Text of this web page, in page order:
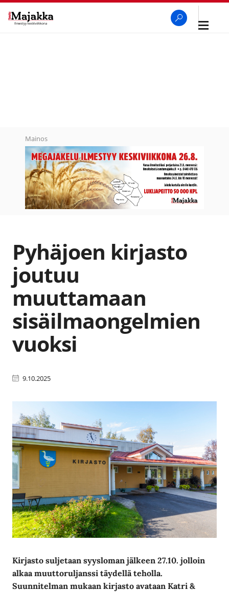
Avaa
Mainos
Pyhäjoen kirjasto
joutuu
muuttamaan
sisäilmaongelmien
vuoksi
9.10.2025
Kirjasto suljetaan syysloman jälkeen 27.10. jolloin
alkaa muuttoruljanssi täydellä teholla.
Suunnitelman mukaan kirjasto avataan Katri &